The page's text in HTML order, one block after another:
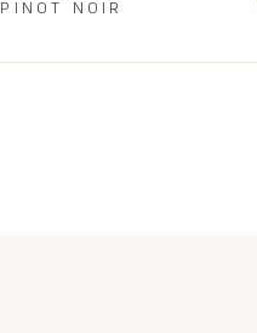
PINOT NOIR